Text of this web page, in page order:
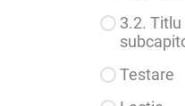
3.2. Titlu
Testare